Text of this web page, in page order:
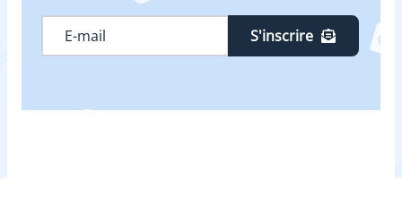
S'inscrire